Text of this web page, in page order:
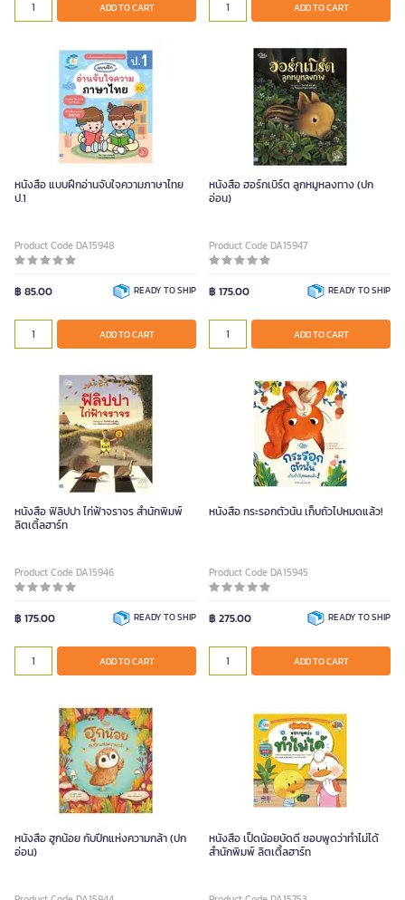
ADD TO CART ADD TO CART
หนังสือ แบบฝึกอ่านจับใจความภาษาไทย
ป.1
Product Code DA15948
฿ 85.00 READY TO SHIP
ADD TO CART
หนังสือ ฮอร์กเบิร์ต ลูกหมูหลงทาง (ปก
อ่อน)
Product Code DA15947
฿ 175.00 READY TO SHIP
ADD TO CART
หนังสือ ฟิลิปปา ไก่ฟ้าจราจร สำนักพิมพ์
ลิตเติ้ลฮาร์ท
Product Code DA15946
฿ 175.00 READY TO SHIP
ADD TO CART
หนังสือ กระรอกตัวนั้น เก็บถั่วไปหมดแล้ว!
Product Code DA15945
฿ 275.00 READY TO SHIP
ADD TO CART
หนังสือ ฮูกน้อย กับปีกแห่งความกล้า (ปก
อ่อน)
หนังสือ เป็ดน้อยบัดดี้ ชอบพูดว่าทําไม่ได้
สำนักพิมพ์ ลิตเติ้ลฮาร์ท